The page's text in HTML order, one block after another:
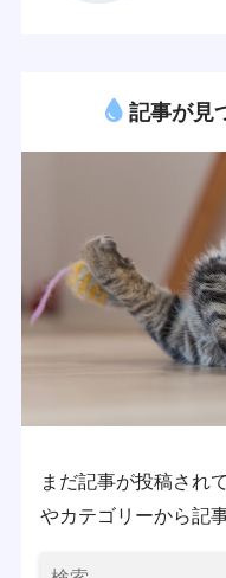
記事が見
まだ記事が投稿され
やカテゴリーから記